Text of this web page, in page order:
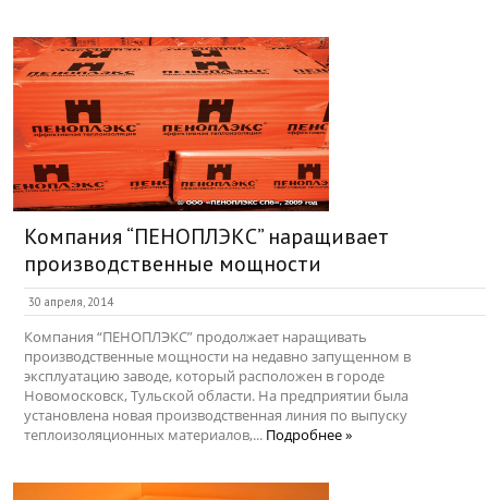
Компания “ПЕНОПЛЭКС” наращивает
производственные мощности
30 апреля, 2014
Компания “ПЕНОПЛЭКС” продолжает наращивать
производственные мощности на недавно запущенном в
эксплуатацию заводе, который расположен в городе
Новомосковск, Тульской области. На предприятии была
установлена новая производственная линия по выпуску
теплоизоляционных материалов,... Подробнее »